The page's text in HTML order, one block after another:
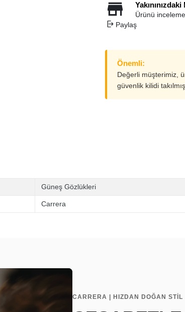
Ürünü
Paylaş
Önemli:
Değerli müşterimiz,
güvenlik kilidi
Güneş Gözlükleri
Carrera
CARRERA | HIZDAN DOĞAN STİL